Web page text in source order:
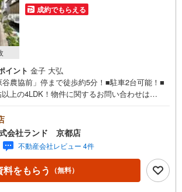
成約でもらえる
イント 金子 大弘
農協前」停まで徒歩約5分！■駐車2台可能！■
上の4LDK！物件に関するお問い合わせは
ンチュリー21ランドについて＞●センチュリー2
店は・・・ お客様のご希望をお客様の目線で
だけるお住いを全力でお探し致します！●購入・
ンのご相談など、些細なことでもお気軽にご相
ませ！●リフォームのご相談も承っております。○
「出町柳」駅 徒歩約6分○京都市営地下鉄烏丸
会社ランド 京都店
不動産会社レビュー 4件
料をもらう （無料）